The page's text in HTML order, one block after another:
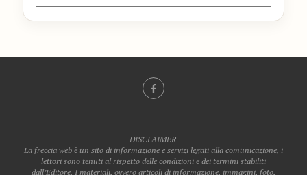
DISCLAIMER
La freccia web è un sito di informazione e servizi legati alla comunicazione, i
lettori sono tenuti al rispetto delle condizioni e dei termini stabiliti
dall’Editore. I materiali, ovvero articoli di informazione, immagini, foto,